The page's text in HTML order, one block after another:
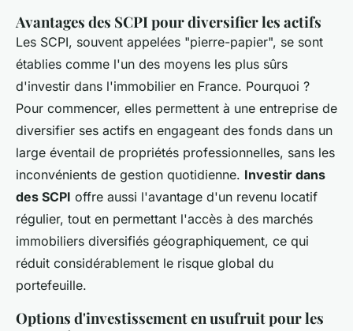
Avantages des SCPI pour diversifier les actifs
Les SCPI, souvent appelées "pierre-papier", se sont
établies comme l'un des moyens les plus sûrs
d'investir dans l'immobilier en France. Pourquoi ?
Pour commencer, elles permettent à une entreprise de
diversifier ses actifs en engageant des fonds dans un
large éventail de propriétés professionnelles, sans les
inconvénients de gestion quotidienne. Investir dans
des SCPI offre aussi l'avantage d'un revenu locatif
régulier, tout en permettant l'accès à des marchés
immobiliers diversifiés géographiquement, ce qui
réduit considérablement le risque global du
portefeuille.
Options d'investissement en usufruit pour les